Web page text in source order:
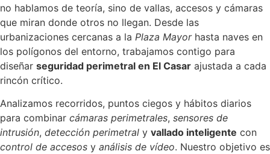
no hablamos de teoría, sino de vallas, accesos y cámaras
que miran donde otros no llegan. Desde las
urbanizaciones cercanas a la Plaza Mayorhasta naves en
los polígonos del entorno, trabajamos contigo para
diseñar seguridad perimetral en El Casar ajustada a cada
rincón crítico.
Analizamos recorridos, puntos ciegos y hábitos diarios
para combinar cámaras perimetrales, sensores de
intrusión, detección perimetral y vallado inteligente con
control de accesos y análisis de vídeo. Nuestro objetivo es